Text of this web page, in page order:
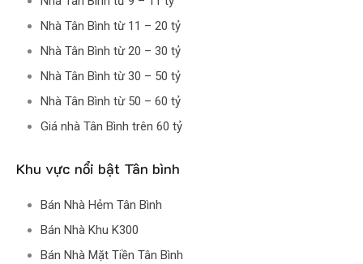
Nhà Tân Bình từ 11 – 20 tỷ
Nhà Tân Bình từ 20 – 30 tỷ
Nhà Tân Bình từ 30 – 50 tỷ
Nhà Tân Bình từ 50 – 60 tỷ
Giá nhà Tân Bình trên 60 tỷ
Khu vực nổi bật Tân bình
Bán Nhà Hẻm Tân Bình
Bán Nhà Khu K300
Bán Nhà Mặt Tiền Tân Bình